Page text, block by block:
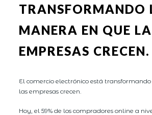
TRANSFORMANDO
MANERA EN QUE
EMPRESAS CRECEN.
El comercio electrónico está
las empresas crecen.
Hoy, el 59% de los compradores online a